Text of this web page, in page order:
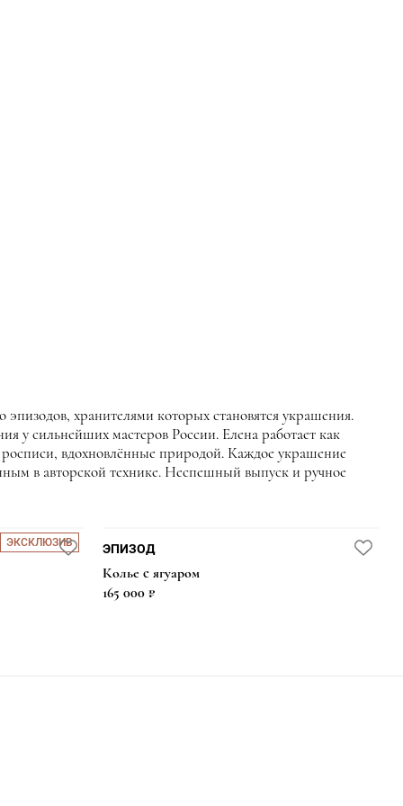
хранителями которых становятся украшения.
у сильнейших мастеров России. Елена работает как
росписи, вдохновлённые природой. Каждое украшение
в авторской технике. Неспешный выпуск и ручное
ЭКСКЛЮЗИВ ЭПИЗОД
Колье с ягуаром
165 000 ₽